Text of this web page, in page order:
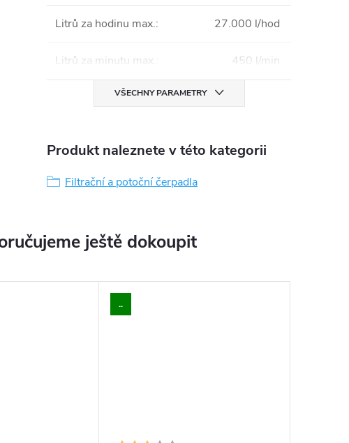
Litrů za hodinu max.: 27.000 l/hod
Litrů za minutu max. : 450 l/min
VŠECHNY PARAMETRY
Produkt naleznete v této kategorii
Filtrační a potoční čerpadla
ještě dokoupit
..